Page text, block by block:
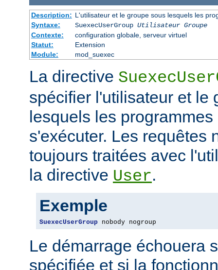
Description: L'utilisateur et le groupe sous lesquels les
Syntaxe:
SuexecUserGroup Utilisateur Groupe
Contexte:
configuration globale, serveur virtuel
Statut:
Extension
Module:
mod_suexec
La directive
spécifier l'utilisateur et le
lesquels les
s'exécuter. Les requêtes
toujours traitées avec
la directive User.
Exemple
SuexecUserGroup nobody nogroup
Le démarrage échouera
spécifiée et si la